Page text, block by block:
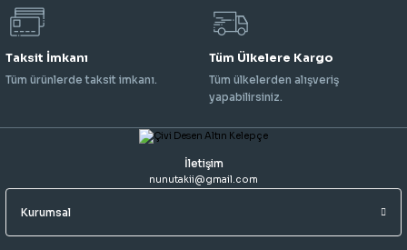
Taksit İmkanı
Tüm ürünlerde taksit imkanı.
Tüm Ülkelere Kargo
Tüm ülkelerden alışveriş
yapabilirsiniz.
İletişim
nunutakii@gmail.com
Kurumsal